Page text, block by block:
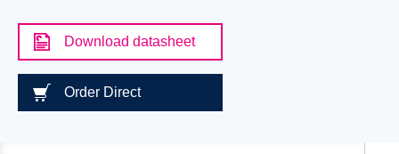
Download datasheet
Order Direct